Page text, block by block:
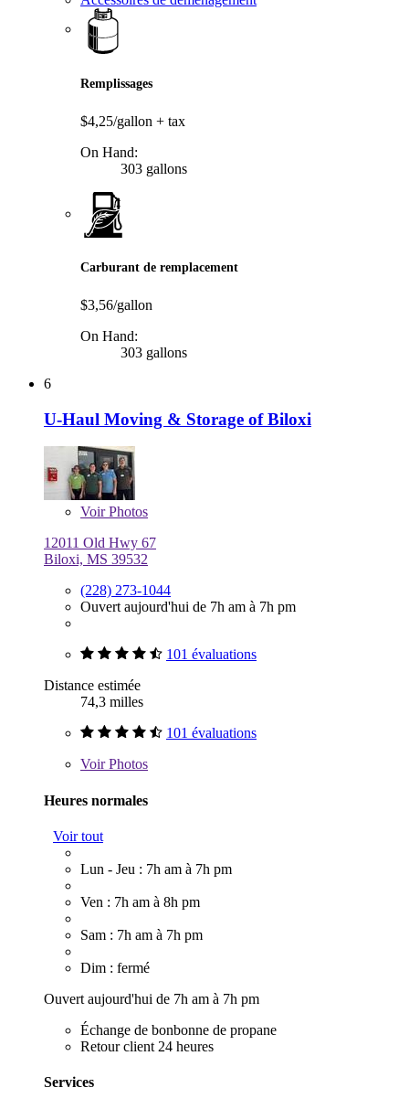
Remplissages
$4,25/gallon + tax
On Hand:
303 gallons
Carburant de remplacement
$3,56/gallon
On Hand:
303 gallons
6
U-Haul Moving & Storage of Biloxi
VoirPhotos
12011 Old Hwy 67
Biloxi, MS 39532
(228) 273-1044
Ouvert aujourd'hui de 7h am à 7h pm
101 évaluations
Distance estimée
74,3 milles
101 évaluations
VoirPhotos
Heures normales
Voir tout
Lun - Jeu : 7h am à 7h pm
Ven : 7h am à 8h pm
Sam : 7h am à 7h pm
Dim : fermé
Ouvert aujourd'hui de 7h am à 7h pm
Échange de bonbonne de propane
Retour client 24 heures
Services